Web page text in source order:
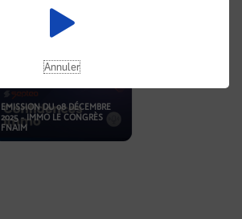
EMISSION DU 08 DÉCEMBRE
2025 - IMMO LE CONGRÈS
FNAIM
Annuler